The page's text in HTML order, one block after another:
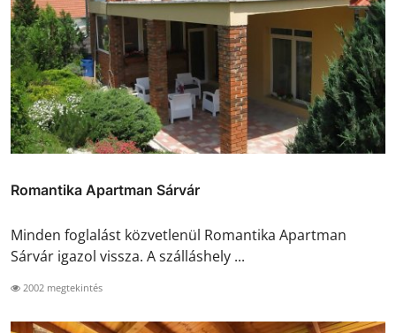
Romantika Apartman Sárvár
Minden foglalást közvetlenül Romantika Apartman
Sárvár igazol vissza. A szálláshely ...
2002 megtekintés